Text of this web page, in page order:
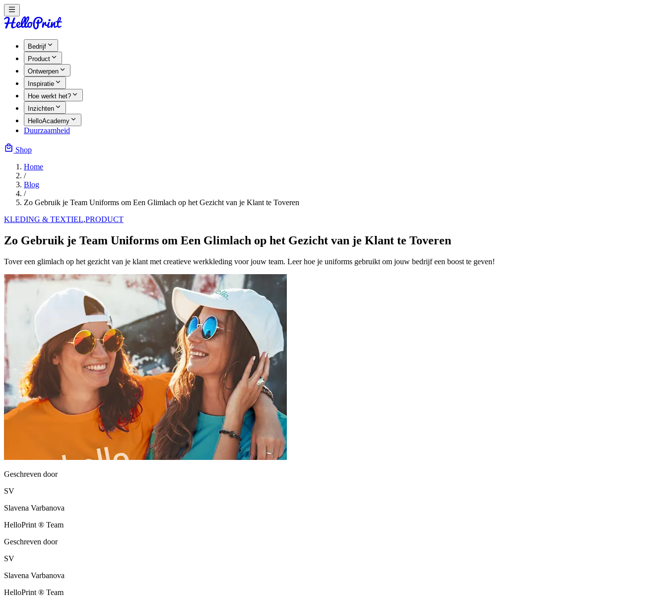
Bedrijf
Product
Ontwerpen
Inspiratie
Hoe werkt het?
Inzichten
HelloAcademy
Duurzaamheid
Shop
Home
/
Blog
/
Zo Gebruik je Team Uniforms om Een Glimlach op het Gezicht van je Klant te Toveren
KLEDING & TEXTIEL,PRODUCT
Zo Gebruik je Team Uniforms om Een Glimlach op het Gezicht van je Klant te Toveren
Tover een glimlach op het gezicht van je klant met creatieve werkkleding voor jouw team. Leer hoe je uniforms gebruikt om jouw bedrijf een boost te geven!
Geschreven door
SV
Slavena Varbanova
HelloPrint ® Team
Geschreven door
SV
Slavena Varbanova
HelloPrint ® Team